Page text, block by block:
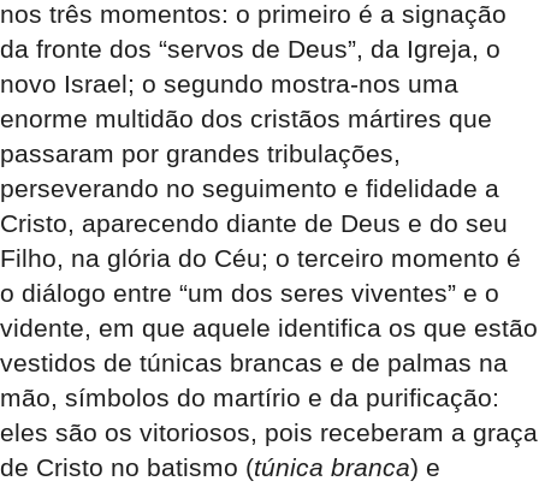
nos três momentos: o primeiro é a signação
da fronte dos “servos de Deus”, da Igreja, o
novo Israel; o segundo mostra-nos uma
enorme multidão dos cristãos mártires que
passaram por grandes tribulações,
perseverando no seguimento e fidelidade a
Cristo, aparecendo diante de Deus e do seu
Filho, na glória do Céu; o terceiro momento é
o diálogo entre “um dos seres viventes” e o
vidente, em que aquele identifica os que estão
vestidos de túnicas brancas e de palmas na
mão, símbolos do martírio e da purificação:
eles são os vitoriosos, pois receberam a graça
de Cristo no batismo (túnica branca) e